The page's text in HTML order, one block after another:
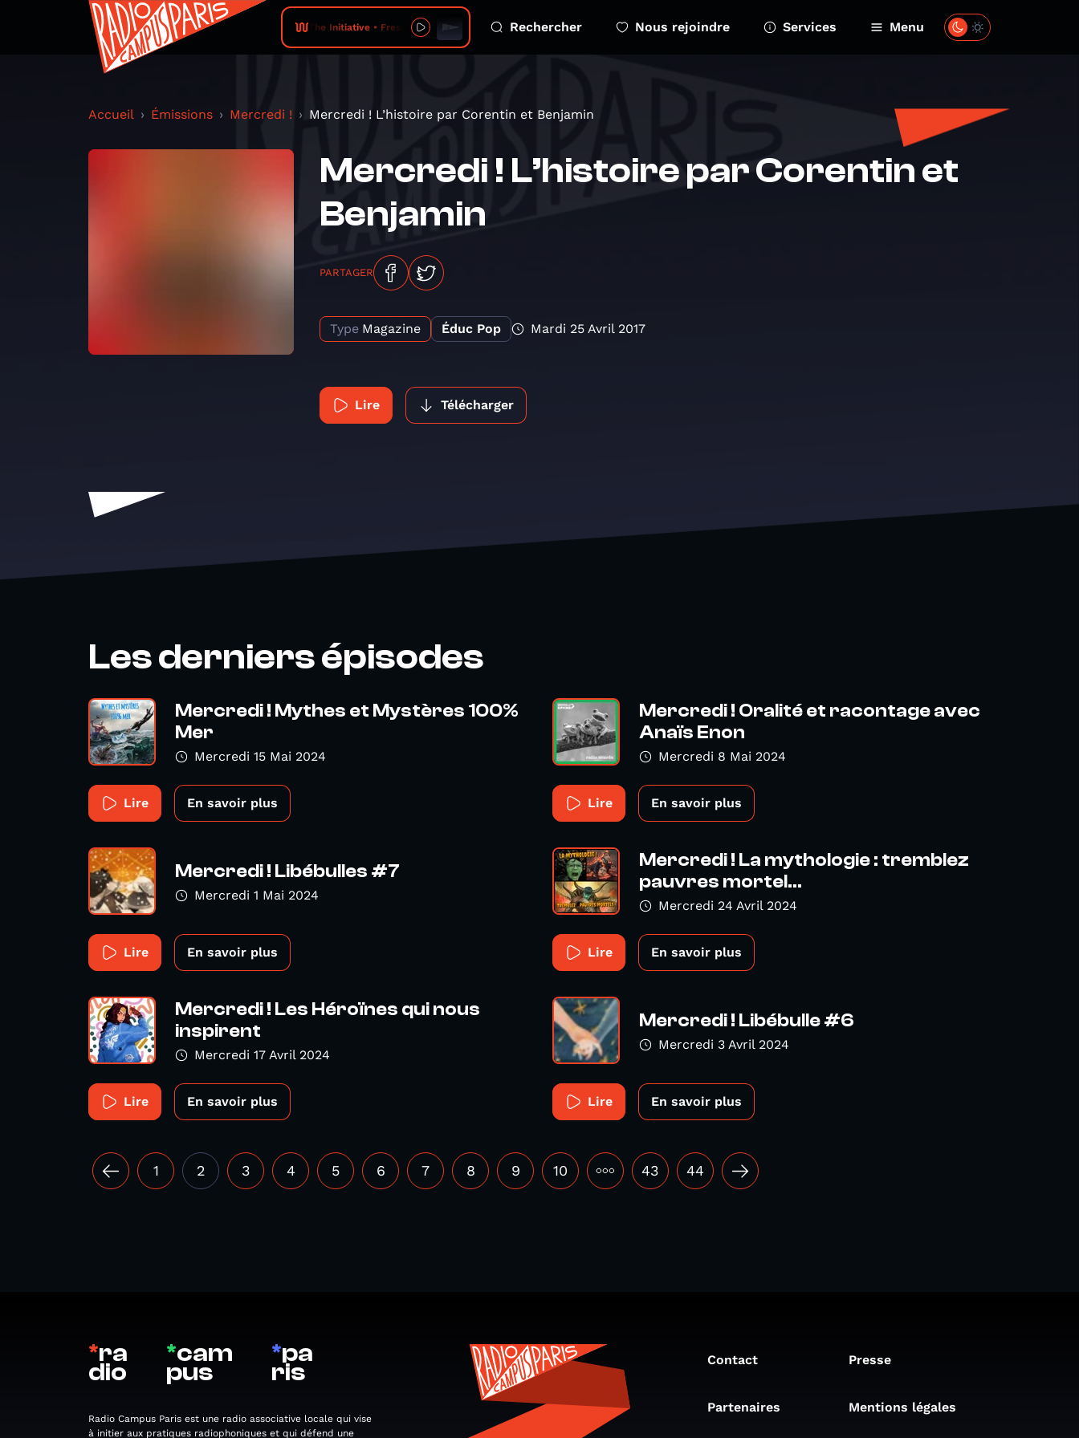
The Initiative • Fresh Paint Rechercher Nous rejoindre Services Menu
Accueil Émissions Mercredi ! Mercredi ! L’histoire par Corentin et Benjamin
Mercredi ! L’histoire par Corentin et
Benjamin
PARTAGER
Type Magazine Éduc Pop Mardi 25 Avril 2017
Lire Télécharger
Les derniers épisodes
Mercredi ! Mythes et Mystères 100%
Mer
Mercredi 15 Mai 2024
Lire En savoir plus
Mercredi ! Oralité et racontage avec
Anaïs Enon
Mercredi 8 Mai 2024
Lire En savoir plus
Mercredi ! Libébulles #7
Mercredi 1 Mai 2024
Lire En savoir plus
Mercredi ! La mythologie : tremblez
pauvres mortel...
Mercredi 24 Avril 2024
Lire En savoir plus
Mercredi ! Les Héroïnes qui nous
inspirent
Mercredi 17 Avril 2024
Lire En savoir plus
Mercredi ! Libébulle #6
Mercredi 3 Avril 2024
Lire En savoir plus
1 2 3 4 5 6 7 8 9 10 ••• 43 44
*ra
dio
*cam
pus
*pa
ris
Radio Campus Paris est une radio associative locale qui vise
à initier aux pratiques radiophoniques et qui défend une
Contact Presse
Partenaires Mentions légales